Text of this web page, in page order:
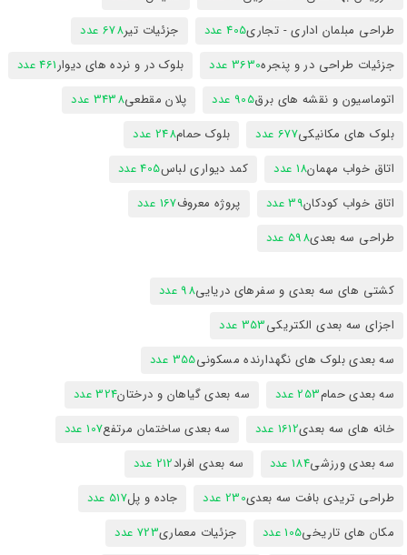
طراحی مبلمان اداری - تجاری405 عدد جزئیات تیر678 عدد
جزئیات طراحی در و پنجره3630 عدد بلوک در و نرده های دیوار461 عدد
اتوماسیون و نقشه های برق905 عدد پلان مقطعی3438 عدد
بلوک های مکانیکی677 عدد بلوک حمام248 عدد
اتاق خواب مهمان18 عدد کمد دیواری لباس405 عدد
اتاق خواب کودکان39 عدد پروژه معروف167 عدد
طراحی سه بعدی598 عدد
کشتی های سه بعدی و سفرهای دریایی98 عدد
اجزای سه بعدی الکتریکی353 عدد
سه بعدی بلوک های نگهدارنده مسکونی355 عدد
سه بعدی حمام253 عدد سه بعدی گیاهان و درختان324 عدد
خانه های سه بعدی1612 عدد سه بعدی ساختمان مرتفع107 عدد
سه بعدی ورزشی184 عدد سه بعدی افراد212 عدد
طراحی تریدی بافت سه بعدی230 عدد جاده و پل517 عدد
مکان های تاریخی105 عدد جزئیات معماری723 عدد